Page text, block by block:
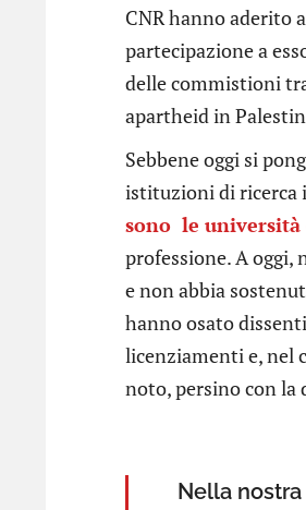
CNR hanno aderito
partecipazione a
delle commistioni
apartheid in
Sebbene oggi si
istituzioni di ricerca
sono le
professione. A oggi,
e non abbia
hanno osato
licenziamenti e, nel
noto, persino con la
Nella